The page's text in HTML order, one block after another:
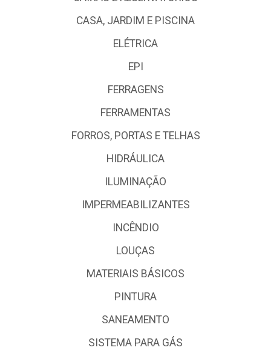
CASA, JARDIM E PISCINA
ELÉTRICA
EPI
FERRAGENS
FERRAMENTAS
FORROS, PORTAS E TELHAS
HIDRÁULICA
ILUMINAÇÃO
IMPERMEABILIZANTES
INCÊNDIO
LOUÇAS
MATERIAIS BÁSICOS
PINTURA
SANEAMENTO
SISTEMA PARA GÁS